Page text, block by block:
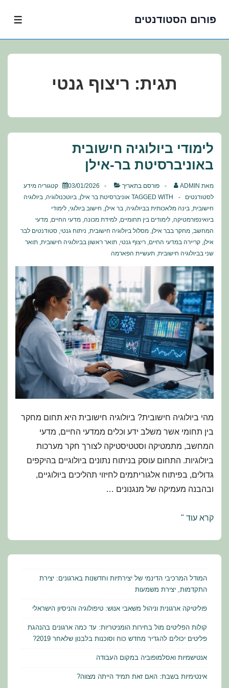
פורום הסטודנטים
תגית: ריצוף גנטי
לימודי ביולוגיה חישובית
באוניברסיטת בר-אילן
מאת ADMIN פורסם בתאריך 03/01/2026 קטגוריה מידע
לסטודנטים
TAGGED WITH אוניברסיטת בר אילן, ביוטכנולוגיה, ביולוגיה
חישובית, בינה מלאכותית בביולוגיה, בר אילן, חישוב ביולוגי, לימודי
ביואינפורמטיקה, לימודים בין תחומיים, למידת מכונה, מדעי החיים, מדעי
המחשב, מחקר בבר אילן, מסלול ביולוגיה חישובית, ניתוח גנטי, סטודנטים לבר
אילן, קריירה במדעי החיים, ריצוף גנטי, תואר ראשון בביולוגיה חישובית, תואר
שני בביולוגיה חישובית, תעשיית הפארמה
מהי ביולוגיה חישובית? ביולוגיה חישובית היא תחום מחקר
בין תחומי אשר משלב ידע וכלים ממדעי החיים, מדעי
המחשב, מתמטיקה וסטטיסטיקה לצורך חקר מערכות
ביולוגיות. התחום עוסק בניתוח נתונים ביולוגיים בהיקפים
גדולים, בפיתוח אלגוריתמים לחיזוי תהליכים ביולוגיים,
ובהבנה מעמיקה של מנגנונים …
לימודי
בר-אילן
קרא עוד "
המודל המרכיבי הדינמי של יצירתיות וחדשנות בארגונים: יצירת
התקדמות, יצירת משמעות
פוליטיקה ארגונית וניהול משאבי אנוש: טיפולוגיה והניסיון הישראלי
קולות הפליטים מול בחירות הומניטריות: עד כמה ארגונים בהנהגת
פליטים יכולים להגדיר מחדש כוח וסוכנות בלבנון שלאחר 2019?
אנטישמיות ואסלמופוביה במקום העבודה
אינטימיות בשבת: האם זאת תמיד הייתה מצווה?